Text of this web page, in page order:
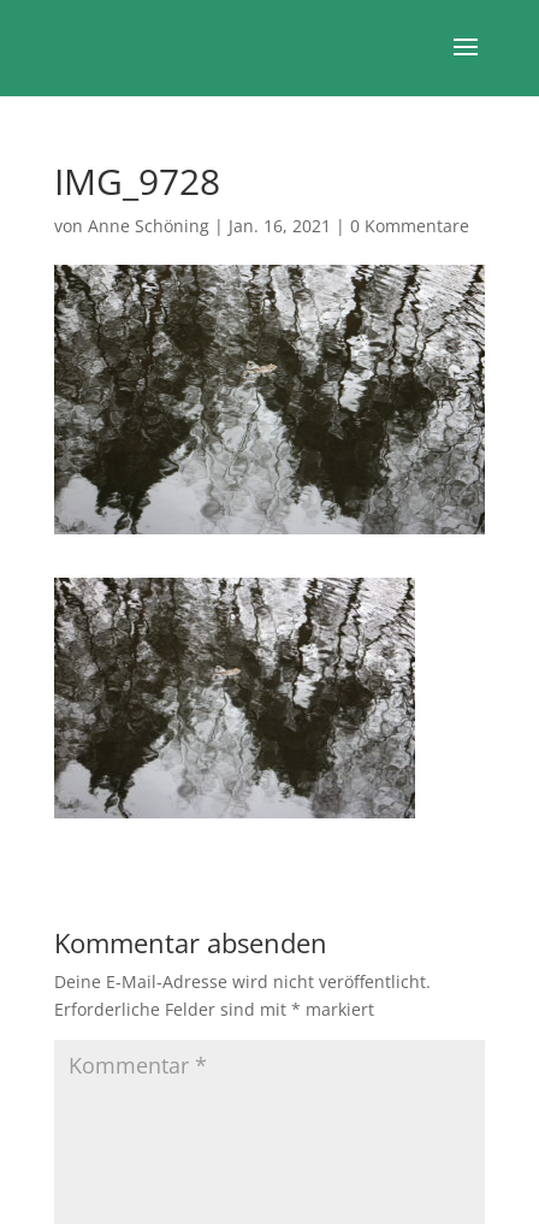
IMG_9728
von Anne Schöning| Jan. 16, 2021 | 0 Kommentare
Kommentar absenden
Deine E-Mail-Adresse wird nicht veröffentlicht.
Erforderliche Felder sind mit * markiert